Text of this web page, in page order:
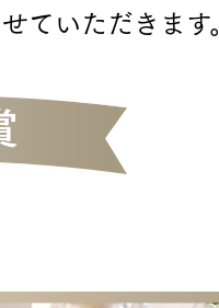
ていただきます。